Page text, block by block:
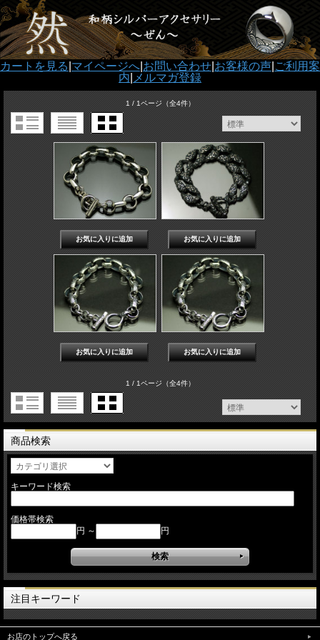
カートを見る マイページへ お問い合わせ お客様の声 ご利用案
内 メルマガ登録
1 / 1ページ（全4件）
1 / 1ページ（全4件）
商品検索
キーワード検索
価格帯検索
円 ～
円
注目キーワード
お店のトップへ戻る